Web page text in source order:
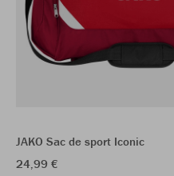
JAKO Sac de sport Iconic
24,99 €